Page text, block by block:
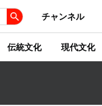
チャンネル
伝統文化 現代文化